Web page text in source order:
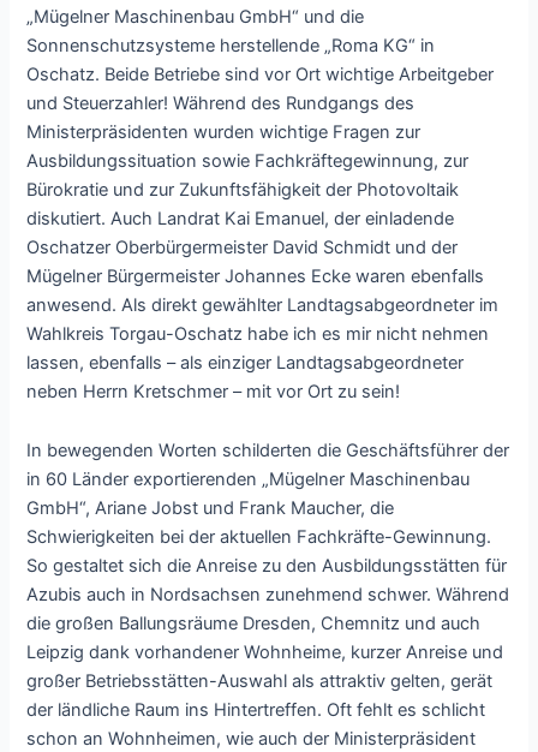
„Mügelner Maschinenbau GmbH“ und die
Sonnenschutzsysteme herstellende „Roma KG“ in
Oschatz. Beide Betriebe sind vor Ort wichtige Arbeitgeber
und Steuerzahler! Während des Rundgangs des
Ministerpräsidenten wurden wichtige Fragen zur
Ausbildungssituation sowie Fachkräftegewinnung, zur
Bürokratie und zur Zukunftsfähigkeit der Photovoltaik
diskutiert. Auch Landrat Kai Emanuel, der einladende
Oschatzer Oberbürgermeister David Schmidt und der
Mügelner Bürgermeister Johannes Ecke waren ebenfalls
anwesend. Als direkt gewählter Landtagsabgeordneter im
Wahlkreis Torgau-Oschatz habe ich es mir nicht nehmen
lassen, ebenfalls – als einziger Landtagsabgeordneter
neben Herrn Kretschmer – mit vor Ort zu sein!
In bewegenden Worten schilderten die Geschäftsführer der
in 60 Länder exportierenden „Mügelner Maschinenbau
GmbH“, Ariane Jobst und Frank Maucher, die
Schwierigkeiten bei der aktuellen Fachkräfte-Gewinnung.
So gestaltet sich die Anreise zu den Ausbildungsstätten für
Azubis auch in Nordsachsen zunehmend schwer. Während
die großen Ballungsräume Dresden, Chemnitz und auch
Leipzig dank vorhandener Wohnheime, kurzer Anreise und
großer Betriebsstätten-Auswahl als attraktiv gelten, gerät
der ländliche Raum ins Hintertreffen. Oft fehlt es schlicht
schon an Wohnheimen, wie auch der Ministerpräsident